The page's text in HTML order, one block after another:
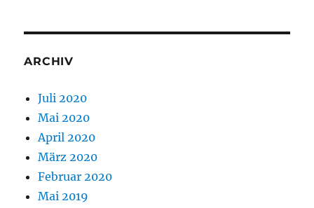
ARCHIV
Juli 2020
Mai 2020
April 2020
März 2020
Februar 2020
Mai 2019